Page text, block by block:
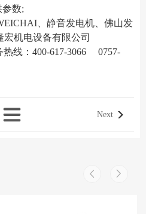
数;
、静音发电机、佛山发
机电设备有限公司
热线：400-617-3066 0757-
Next